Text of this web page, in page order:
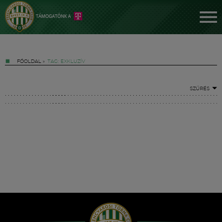
FŐOLDAL » TAG: EXKLUZÍV
SZŰRÉS
Hírek